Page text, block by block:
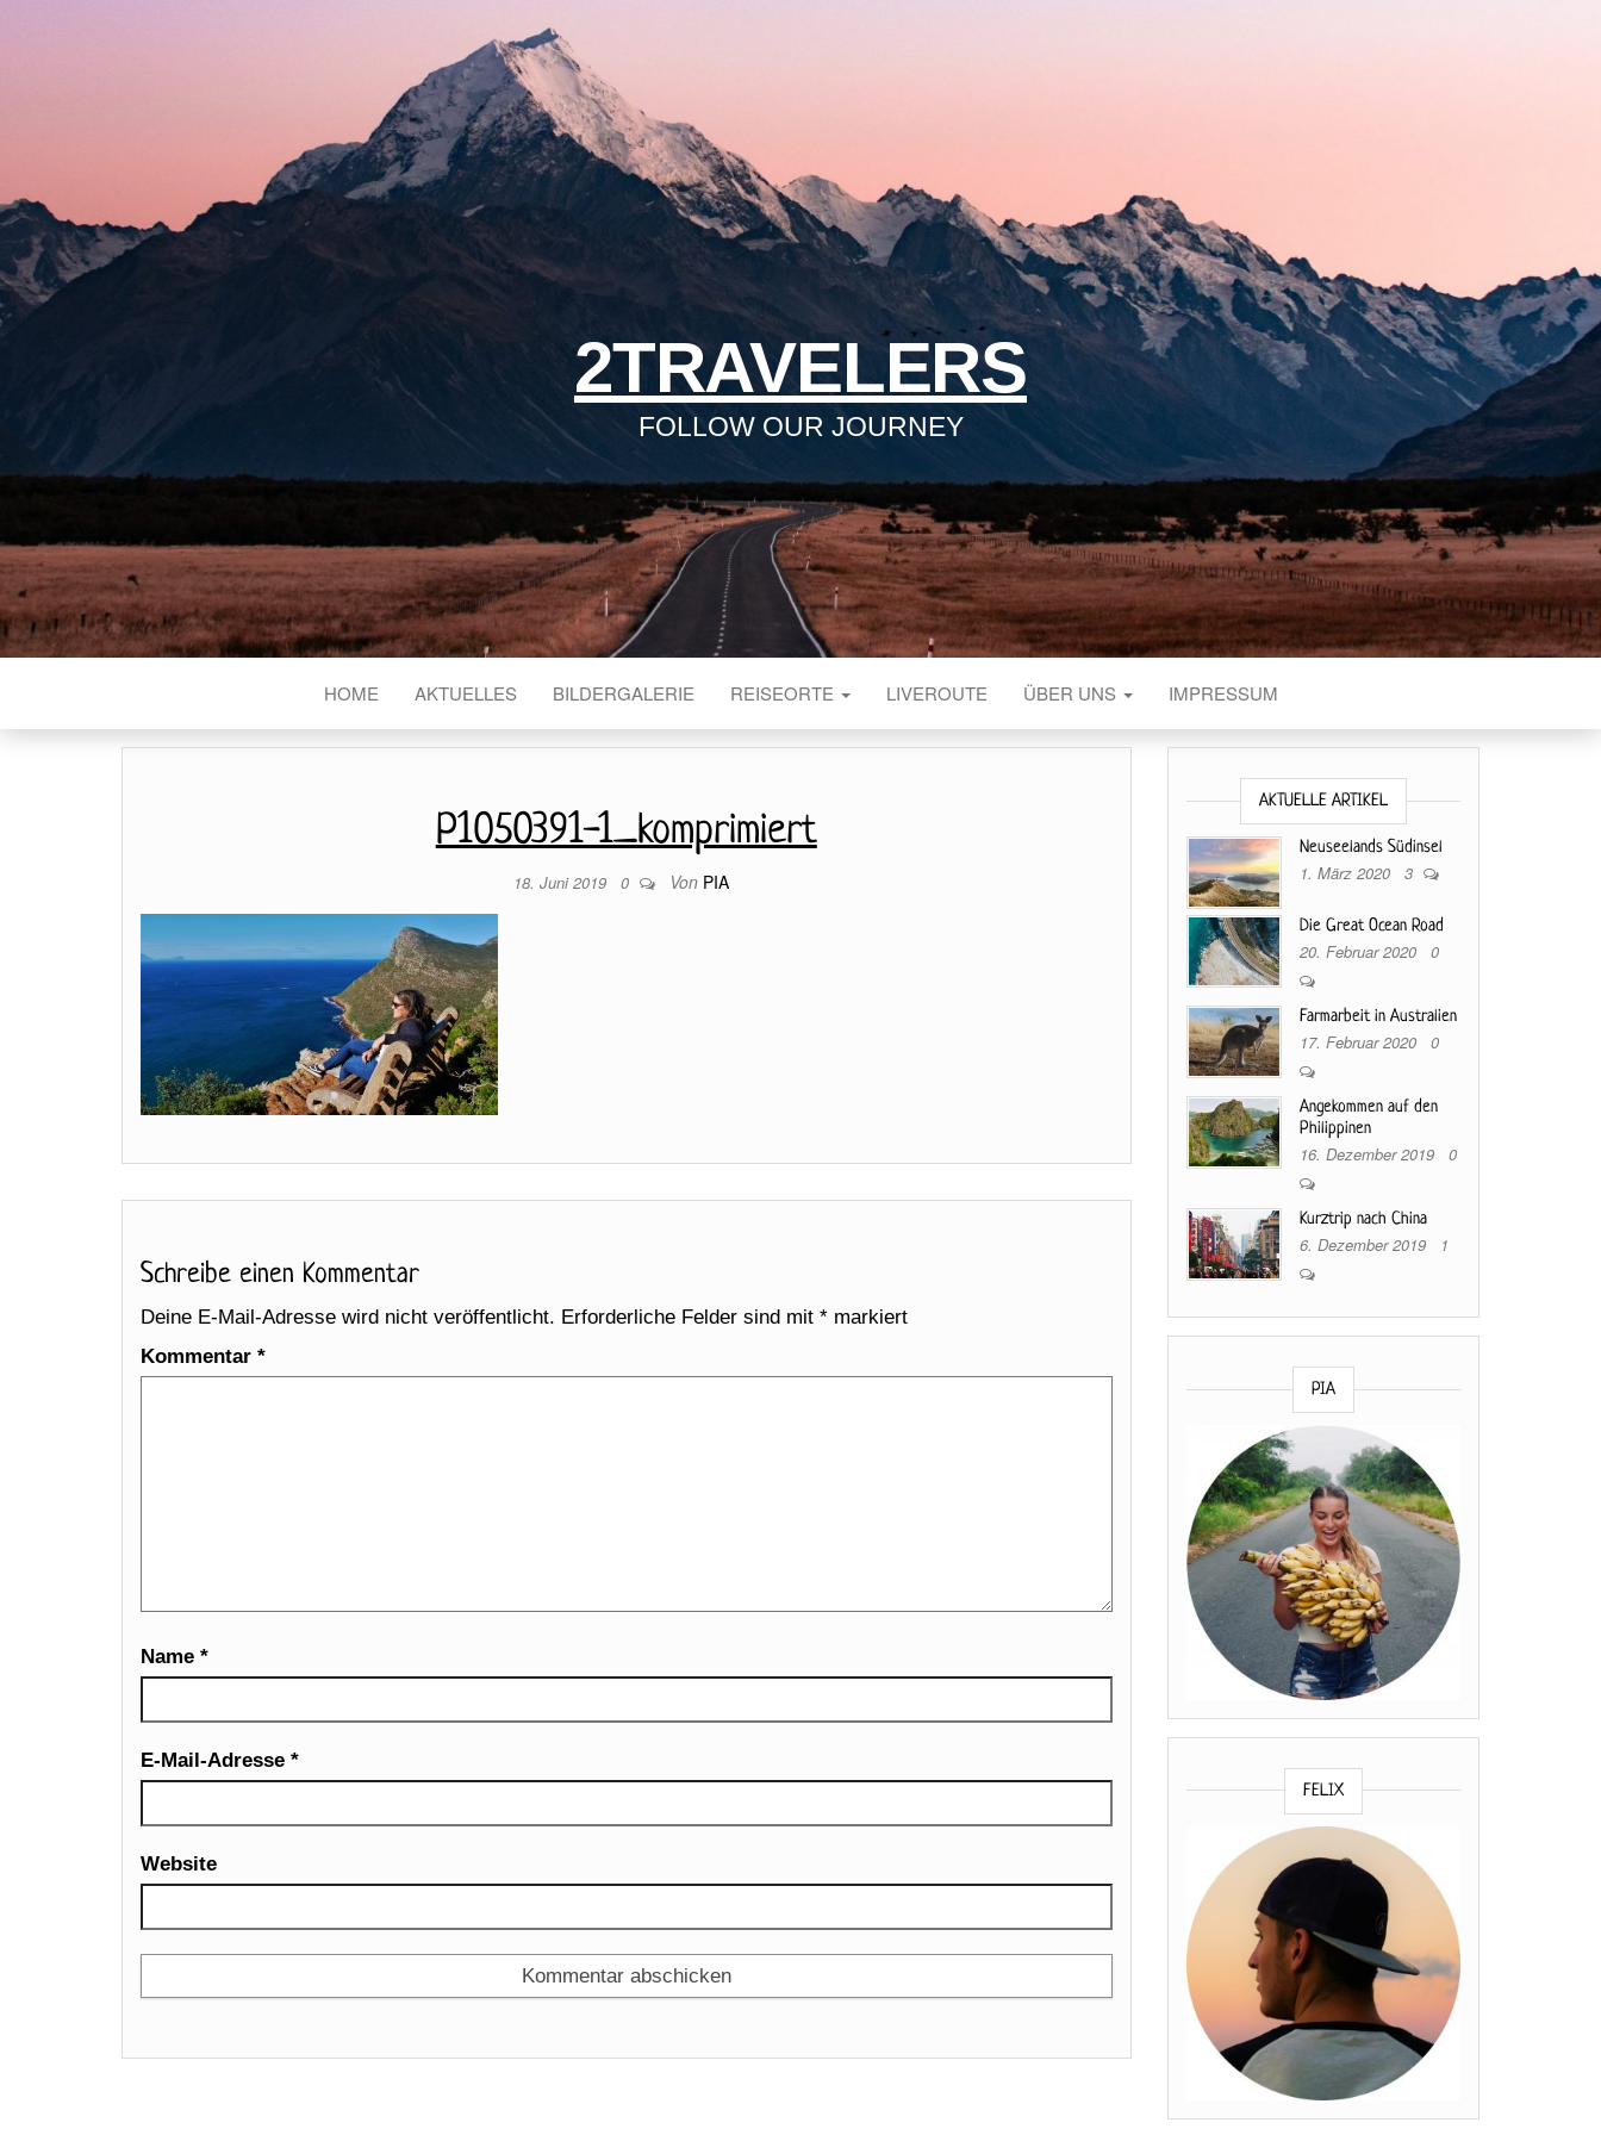
2TRAVELERS
FOLLOW OUR JOURNEY
HOME AKTUELLES BILDERGALERIE REISEORTE LIVEROUTE ÜBER UNS IMPRESSUM
P1050391-1_komprimiert
18. Juni 2019 0 Von PIA
Schreibe einen Kommentar
Deine E-Mail-Adresse wird nicht veröffentlicht. Erforderliche Felder sind mit * markiert
Kommentar *
Name *
E-Mail-Adresse *
Website
AKTUELLE ARTIKEL
Neuseelands Südinsel
1. März 2020 3
Die Great Ocean Road
20. Februar 2020 0
Farmarbeit in Australien
17. Februar 2020 0
Angekommen auf den
Philippinen
16. Dezember 2019 0
Kurztrip nach China
6. Dezember 2019 1
PIA
FELIX